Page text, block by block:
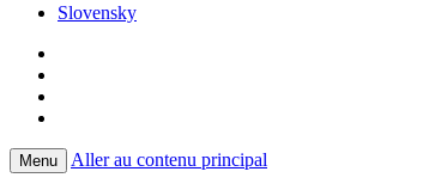
Slovensky
Menu Aller au contenu principal